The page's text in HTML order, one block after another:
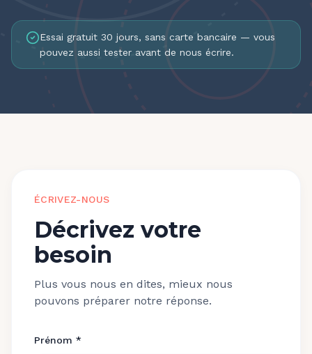
Essai gratuit 30 jours, sans carte bancaire — vous
pouvez aussi tester avant de nous écrire.
ÉCRIVEZ-NOUS
Décrivez votre
besoin
Plus vous nous en dites, mieux nous
pouvons préparer notre réponse.
Prénom *